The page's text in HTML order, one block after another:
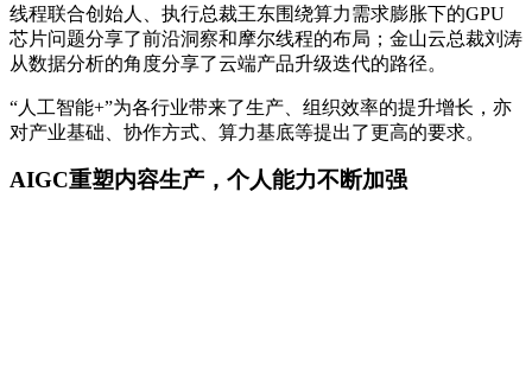
线程联合创始人、执行总裁王东围绕算力需求膨胀下的GPU
芯片问题分享了前沿洞察和摩尔线程的布局；金山云总裁刘涛
从数据分析的角度分享了云端产品升级迭代的路径。
“人工智能+”为各行业带来了生产、组织效率的提升增长，亦
对产业基础、协作方式、算力基底等提出了更高的要求。
AIGC重塑内容生产，个人能力不断加强